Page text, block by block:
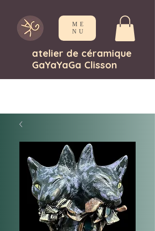
ME
NU
atelier de céramique
GaYaYaGa Clisson